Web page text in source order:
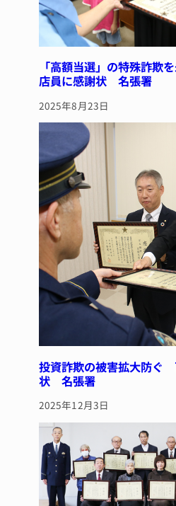
「高額当選」の特殊詐欺
店員に感謝状 名張署
2025年8月23日
投資詐欺の被害拡大防ぐ
状 名張署
2025年12月3日